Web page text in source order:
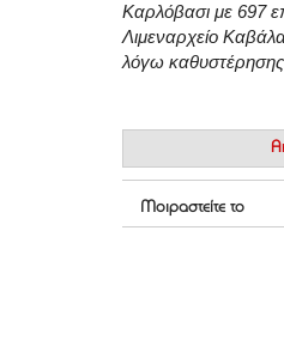
Καρλόβασι με 697
Λιμεναρχείο
λόγω
Μοιραστείτε το